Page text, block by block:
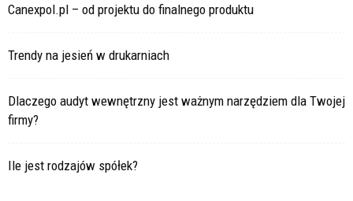
Canexpol.pl – od projektu do finalnego produktu
Trendy na jesień w drukarniach
Dlaczego audyt wewnętrzny jest ważnym narzędziem dla Twojej
firmy?
Ile jest rodzajów spółek?